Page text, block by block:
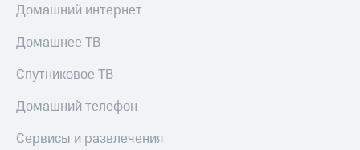
Домашний интернет
Домашнее ТВ
Спутниковое ТВ
Домашний телефон
Сервисы и развлечения